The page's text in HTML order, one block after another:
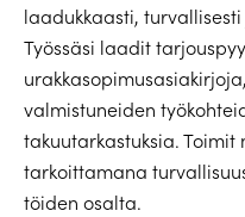
laadukkaasti,
Työssäsi laadit
valmistuneiden
takuutarkastuksia. Toimit
tarkoittamana
töiden osalta.